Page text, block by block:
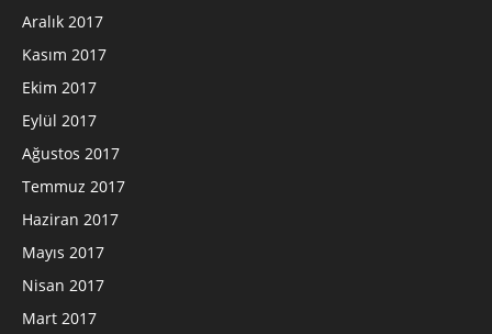
Aralık 2017
Kasım 2017
Ekim 2017
Eylül 2017
Ağustos 2017
Temmuz 2017
Haziran 2017
Mayıs 2017
Nisan 2017
Mart 2017